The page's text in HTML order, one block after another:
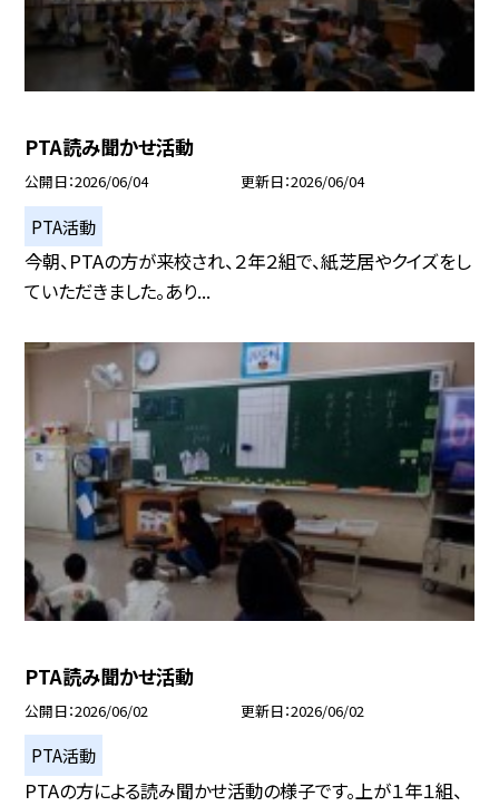
PTA読み聞かせ活動
公開日 2026/06/04 更新日 2026/06/04
PTA活動
今朝、PTAの方が来校され、２年２組で、紙芝居やクイズをし
ていただきました。あり...
PTA読み聞かせ活動
公開日 2026/06/02 更新日 2026/06/02
PTA活動
PTAの方による読み聞かせ活動の様子です。上が１年１組、